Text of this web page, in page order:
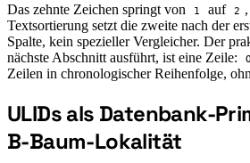
Das zehnte Zeichen springt von 1 auf 2
Textsortierung setzt die zweite nach der
Spalte, kein spezieller Vergleicher. Der
nächste Abschnitt ausführt, ist eine Zeile:
Zeilen in chronologischer Reihenfolge,
#
ULIDs als Datenbank-
B-Baum-Lokalität